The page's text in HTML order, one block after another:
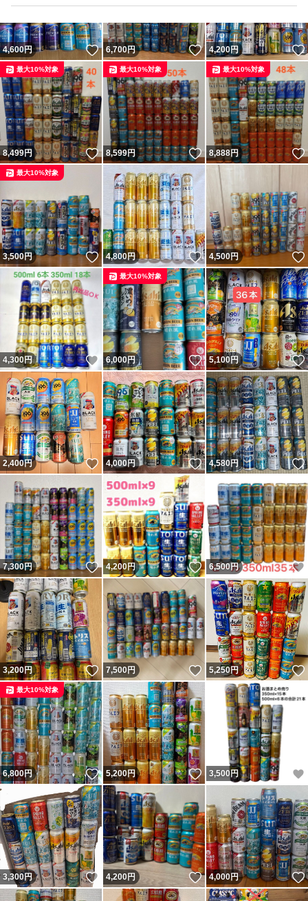
4,600円 いいね！
6,700円 いいね！
4,200円
8,499円 いいね！
最大10%対象
8,599円 いいね！
最大10%対象
8,888円
最大10%対象
3,500円 いいね！
最大10%対象
4,800円 いいね！
4,500円
4,300円 いいね！
6,000円 いいね！
最大10%対象
5,100円
2,400円 いいね！
4,000円 いいね！
4,580円
7,300円 いいね！
4,200円 いいね！
6,500円
3,200円 いいね！
7,500円 いいね！
5,250円
6,800円 いいね！
最大10%対象
5,200円 いいね！
3,500円
3,300円 いいね！
4,200円 いいね！
4,000円